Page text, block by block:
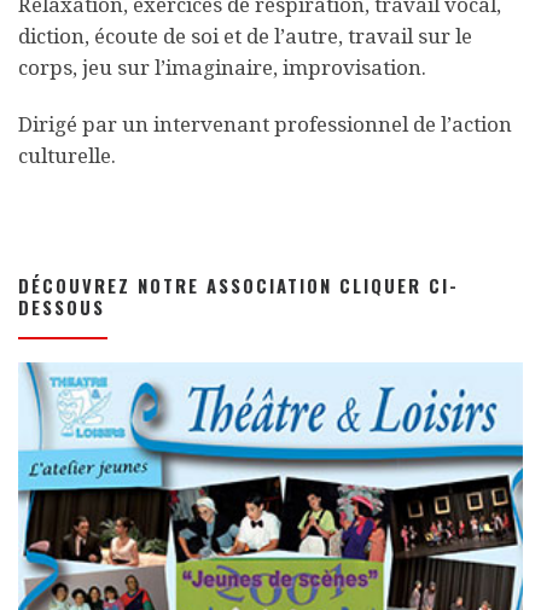
diction, écoute de soi et de l’autre, travail sur le
corps, jeu sur l’imaginaire, improvisation.
Dirigé par un intervenant professionnel de l’action
culturelle.
DÉCOUVREZ NOTRE ASSOCIATION CLIQUER CI-
DESSOUS